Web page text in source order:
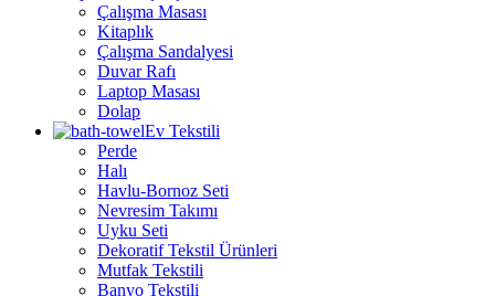
Çalışma Masası
Kitaplık
Çalışma Sandalyesi
Duvar Rafı
Laptop Masası
Dolap
Ev Tekstili
Perde
Halı
Havlu-Bornoz Seti
Nevresim Takımı
Uyku Seti
Dekoratif Tekstil Ürünleri
Mutfak Tekstili
Banyo Tekstili